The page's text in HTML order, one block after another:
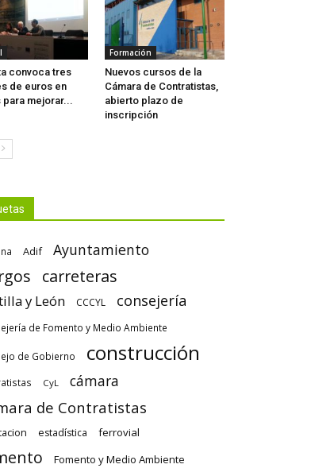
convoca tres
de euros en
para mejorar...
Formación
Nuevos cursos de la
Cámara de Contratistas,
abierto plazo de
inscripción
Adif Ayuntamiento
carreteras
y León CCCYL consejería
de Fomento y Medio Ambiente
de Gobierno construcción
CyL cámara
de Contratistas
estadística ferrovial
Fomento y Medio Ambiente